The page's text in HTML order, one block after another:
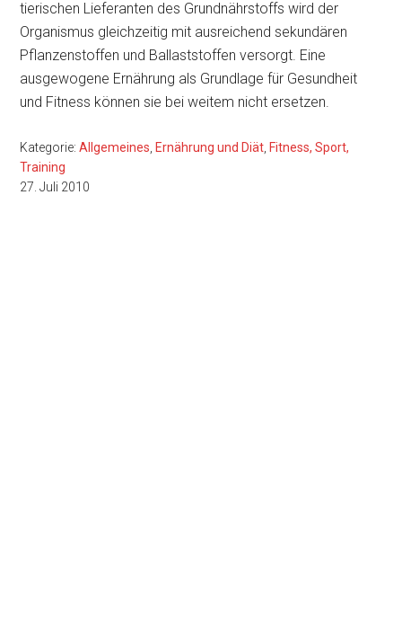
tierischen Lieferanten des Grundnährstoffs wird der
Organismus gleichzeitig mit ausreichend sekundären
Pflanzenstoffen und Ballaststoffen versorgt. Eine
ausgewogene Ernährung als Grundlage für Gesundheit
und Fitness können sie bei weitem nicht ersetzen.
Kategorie:Allgemeines, Ernährung und Diät, Fitness, Sport,
Training
27. Juli 2010